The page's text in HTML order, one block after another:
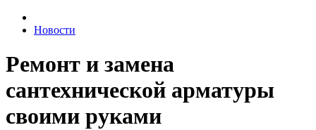
Новости
Ремонт и замена
сантехнической арматуры
своими руками